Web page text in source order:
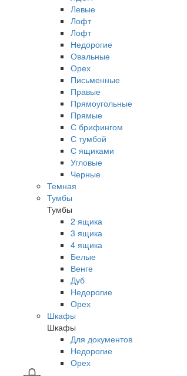
Левые
Лофт
Лофт
Недорогие
Овальные
Орех
Письменные
Правые
Прямоугольные
Прямые
С брифингом
С тумбой
С ящиками
Угловые
Черные
Темная
Тумбы
Тумбы
2 ящика
3 ящика
4 ящика
Белые
Венге
Дуб
Недорогие
Орех
Шкафы
Шкафы
Для документов
Недорогие
Орех